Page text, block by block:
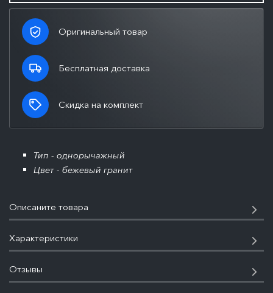
Оригинальный товар
Бесплатная доставка
Скидка на комплект
Тип - однорычажный
Цвет - бежевый гранит
Описаните товара
Характеристики
Отзывы